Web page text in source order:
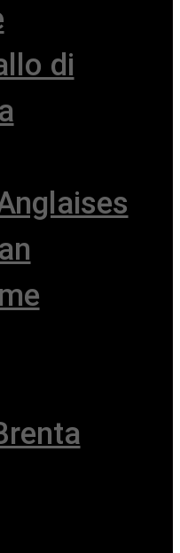
di